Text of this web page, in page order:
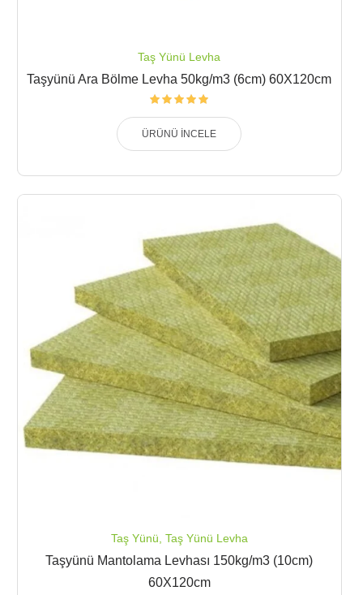
Taş Yünü Levha
Taşyünü Ara Bölme Levha 50kg/m3 (6cm) 60X120cm
ÜRÜNÜ İNCELE
Taş Yünü Taş Yünü Levha
Taşyünü Mantolama Levhası 150kg/m3 (10cm)
60X120cm